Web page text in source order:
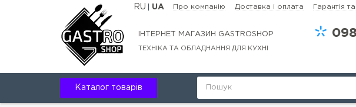
ІНТЕРНЕТ МАГАЗИН GASTROSHOP
ТЕХНІКА ТА ОБЛАДНАННЯ ДЛЯ КУХНІ
RU UA Про компанію Доставка і оплата Гарантія
098
Каталог товарів